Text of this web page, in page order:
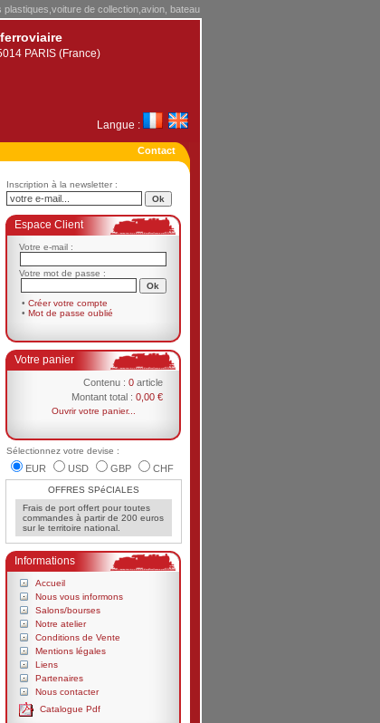
de collection,avion, bateau
PARIS (France)
Langue :
Contact
Inscription à la newsletter :
Espace Client
Votre e-mail :
Votre mot de passe :
• Créer votre compte
• Mot de passe oublié
Votre panier
Contenu : 0 article
Montant total : 0,00 €
Ouvrir votre panier...
Sélectionnez votre devise :
EUR USD GBP CHF
OFFRES SPéCIALES
Frais de port offert pour toutes
commandes à partir de 200 euros
sur le territoire national.
Informations
Accueil
Nous vous informons
Salons/bourses
Notre atelier
Conditions de Vente
Mentions légales
Liens
Partenaires
Nous contacter
Catalogue Pdf